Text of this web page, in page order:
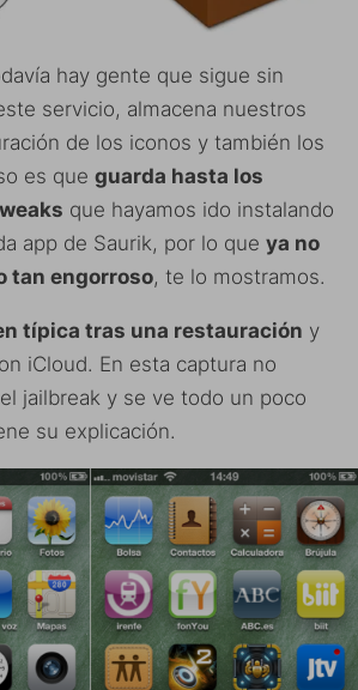
hay gente que sigue sin
servicio, almacena nuestros
de los iconos y también los
es que guarda hasta los
que hayamos ido instalando
app de Saurik, por lo que ya no
tan engorroso, te lo mostramos.
típica tras una restauración y
iCloud. En esta captura no
jailbreak y se ve todo un poco
su explicación.